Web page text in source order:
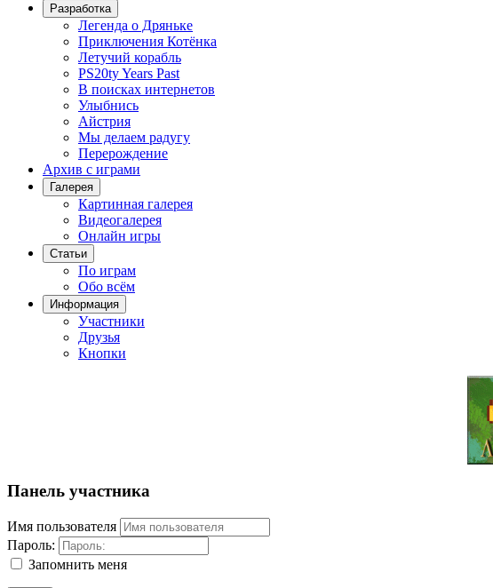
Разработка
Легенда о Дряньке
Приключения Котёнка
Летучий корабль
PS20ty Years Past
В поисках интернетов
Улыбнись
Айстрия
Мы делаем радугу
Перерождение
Архив с играми
Галерея
Картинная галерея
Видеогалерея
Онлайн игры
Статьи
По играм
Обо всём
Информация
Участники
Друзья
Кнопки
Панель участника
Имя пользователя
Пароль:
Запомнить меня